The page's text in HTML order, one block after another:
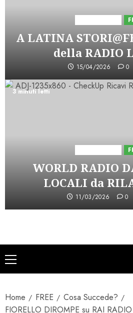
A LATINA
della RADIO
15/04/2026 0
3 minuti letti
WORLD RADIO
LOCALI da
11/03/2026 0
Menu
principale
Home FREE
Cosa Succede?
FIORELLO DIROMPE su RAI